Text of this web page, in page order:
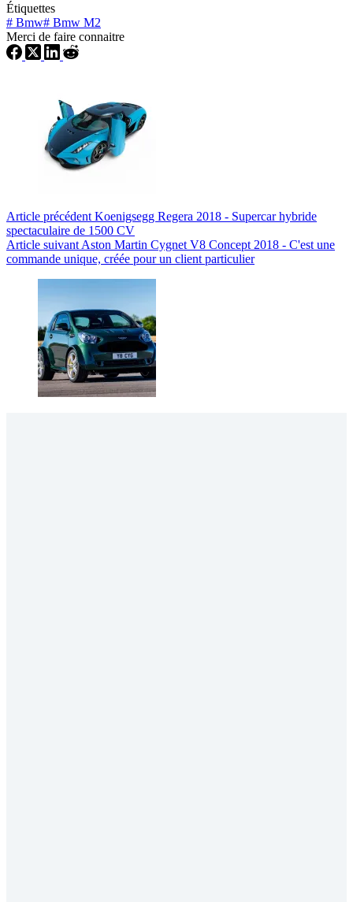
Étiquettes
# Bmw# Bmw M2
Merci de faire connaitre
Article précédent Koenigsegg Regera 2018 - Supercar hybride
spectaculaire de 1500 CV
Article suivant Aston Martin Cygnet V8 Concept 2018 - C'est une
commande unique, créée pour un client particulier